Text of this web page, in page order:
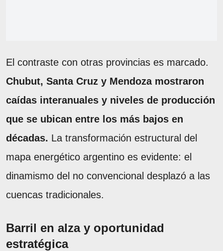
El contraste con otras provincias es marcado.
Chubut, Santa Cruz y Mendoza mostraron
caídas interanuales y niveles de producción
que se ubican entre los más bajos en
décadas. La transformación estructural del
mapa energético argentino es evidente: el
dinamismo del no convencional desplazó a las
cuencas tradicionales.
Barril en alza y oportunidad
estratégica